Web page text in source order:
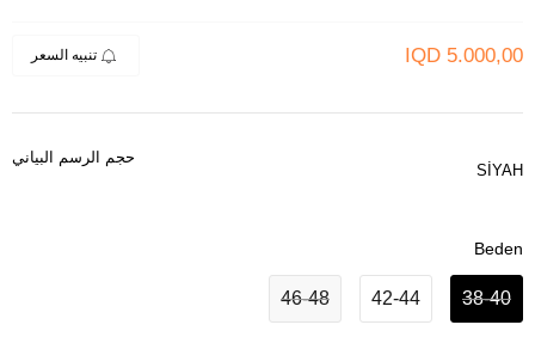
5.000,00 تنبيه السعر
حجم الرسم البياني
SİYAH
Beden
38-40
42-44
46-48